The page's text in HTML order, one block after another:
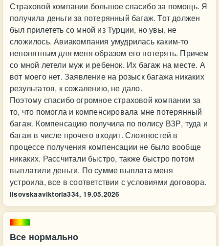
Страховой компании большое спасибо за помощь. Я
получила деньги за потерянный багаж. Тот должен
был прилететь со мной из Турции, но увы, не
сложилось. Авиакомпания умудрилась каким-то
непонятным для меня образом его потерять. Причем
со мной летели муж и ребенок. Их багаж на месте. А
вот моего нет. Заявление на розыск багажа никаких
результатов, к сожалению, не дало.
Поэтому спасибо огромное страховой компании за
то, что помогла и компенсировала мне потерянный
багаж. Компенсацию получила по полису ВЗР, туда и
багаж в числе прочего входит. Сложностей в
процессе получения компенсации не было вообще
никаких. Рассчитали быстро, также быстро потом
выплатили деньги. По сумме выплата меня
устроила, все в соответствии с условиями договора.
lisovskaaviktoria334, 19.05.2026
Все нормально